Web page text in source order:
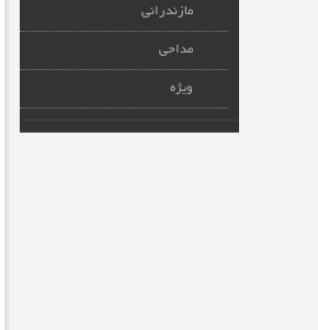
مازندرانی
مداحی
ویژه